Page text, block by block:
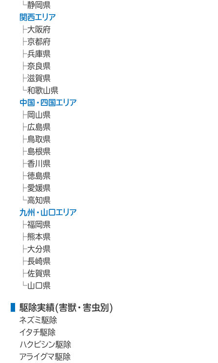
静岡県
関西エリア
大阪府
京都府
兵庫県
奈良県
滋賀県
和歌山県
中国・四国エリア
岡山県
広島県
鳥取県
島根県
香川県
徳島県
愛媛県
高知県
九州・山口エリア
福岡県
熊本県
大分県
長崎県
佐賀県
山口県
駆除実績(害獣・害虫別)
ネズミ駆除
イタチ駆除
ハクビシン駆除
アライグマ駆除